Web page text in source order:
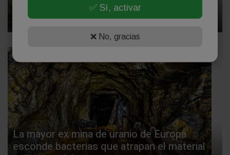
Agosto 07, 2026
La mayor ex mina de uranio de Europa
esconde bacterias que atrapan el material
✅ Sí, activar
❌ No, gracias